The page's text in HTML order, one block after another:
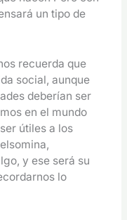
un tipo de
recuerda que
social, aunque
deberían ser
en el mundo
útiles a los
y ese será su
lo